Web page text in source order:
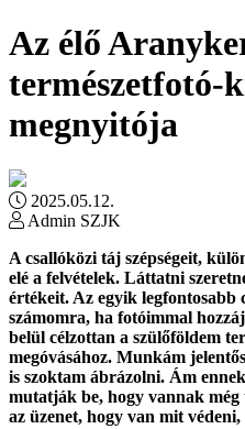
Az élő
természetfotó-
megnyitója
2025.05.12.
Admin SZJK
A csallóközi táj szépségeit,
elé a felvételek. Láttatni
értékeit. Az egyik legfontosabb
számomra, ha fotóimmal
belül célzottan a szülőföldem
megóvásához. Munkám
is szoktam ábrázolni. Ám
mutatják be, hogy vannak még
az üzenet, hogy van mit